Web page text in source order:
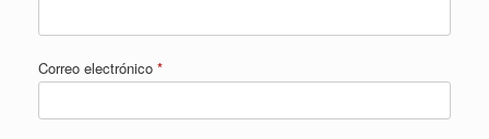
Correo electrónico *